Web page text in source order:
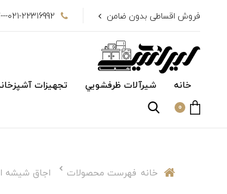
فروش اقساطی بدون ضامن 021-22316992---021-22316927
خانه شیرآلات ظرفشويي تجهیزات
0
خانه فهرست محصولات اجاق شیشه